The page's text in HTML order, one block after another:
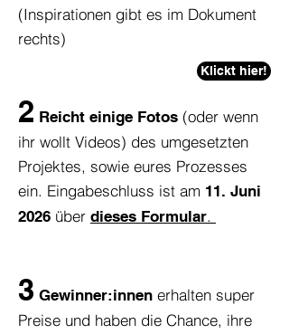
(Inspirationen gibt es im Dokument
rechts)
2 Reicht einige Fotos (oder wenn
ihr wollt Videos) des umgesetzten
Projektes, sowie eures Prozesses
ein. Eingabeschluss ist am 11. Juni
2026 über dieses Formular​.
3 Gewinner:innen erhalten super
Preise und haben die Chance, ihre
Klickt hier!